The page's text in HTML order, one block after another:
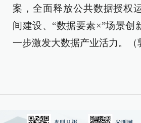
案，全面释放公共数据授权
间建设、“数据要素×”场景创
一步激发大数据产业活力。（